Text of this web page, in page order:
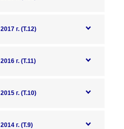
2017 г. (Т.12)
2016 г. (Т.11)
2015 г. (Т.10)
2014 г. (Т.9)